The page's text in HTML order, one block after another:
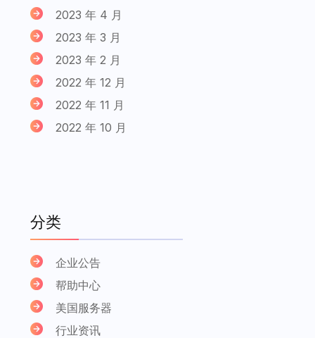
2023 年 4 月
2023 年 3 月
2023 年 2 月
2022 年 12 月
2022 年 11 月
2022 年 10 月
分类
企业公告
帮助中心
美国服务器
行业资讯